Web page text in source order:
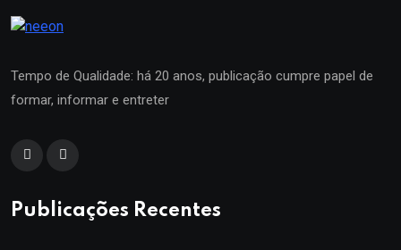
Tempo de Qualidade: há 20 anos, publicação cumpre papel de
formar, informar e entreter
Publicações Recentes